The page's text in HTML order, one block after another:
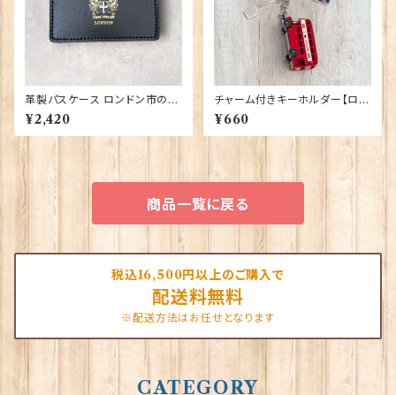
革製パスケース ロンドン市の紋
章入り【Black】R.C.Brady 90
381-Black
¥2,420
チャーム付きキーホルダー【ロン
ドンバス】A&S Gift 90422
¥660
商品一覧に戻る
税込16,500円以上のご購入で
配送料無料
※配送方法はお任せとなります
CATEGORY